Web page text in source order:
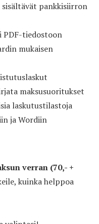
sisältävät pankkisiirron
tiedostoon
mukaisen
maksusuoritukset
laskutustilastoja
ja Wordiin
verran (70,- +
kuinka helppoa